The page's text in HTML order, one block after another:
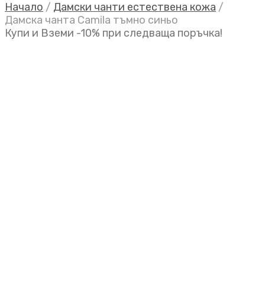
Начало / Дамски чанти естествена кожа /
Дамска чанта Camila тъмно синьо
Купи и Вземи -10% при следваща поръчка!